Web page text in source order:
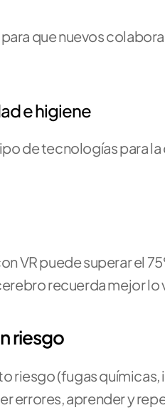
que nuevos
e higiene
de tecnologías para
VR puede superar el
recuerda mejor lo
riesgo
riesgo (fugas
errores, aprender y